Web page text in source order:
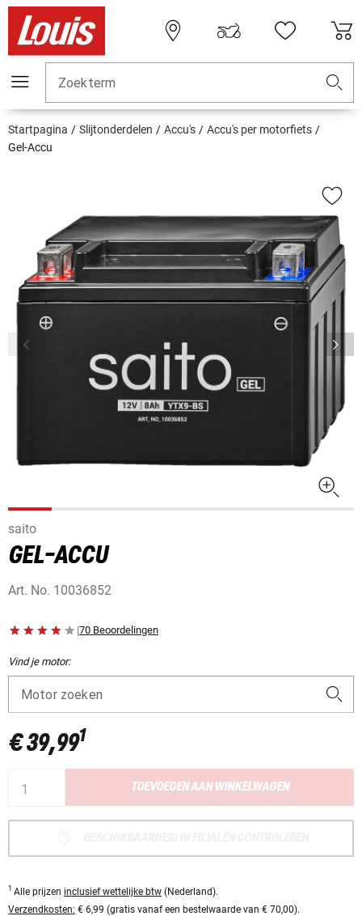
Zoekterm
Startpagina Slijtonderdelen Accu's
Accu's per motorfiets
Gel-Accu
saito
GEL-ACCU
Art. No. 10036852
|70 Beoordelingen
Vind je motor:
Motor zoeken
€ 39,991
TOEVOEGEN AAN WINKELWAGEN
1 Alle prijzen inclusief wettelijke btw (Nederland).
Verzendkosten: € 6,99 (gratis vanaf een bestelwaarde van € 70,00).